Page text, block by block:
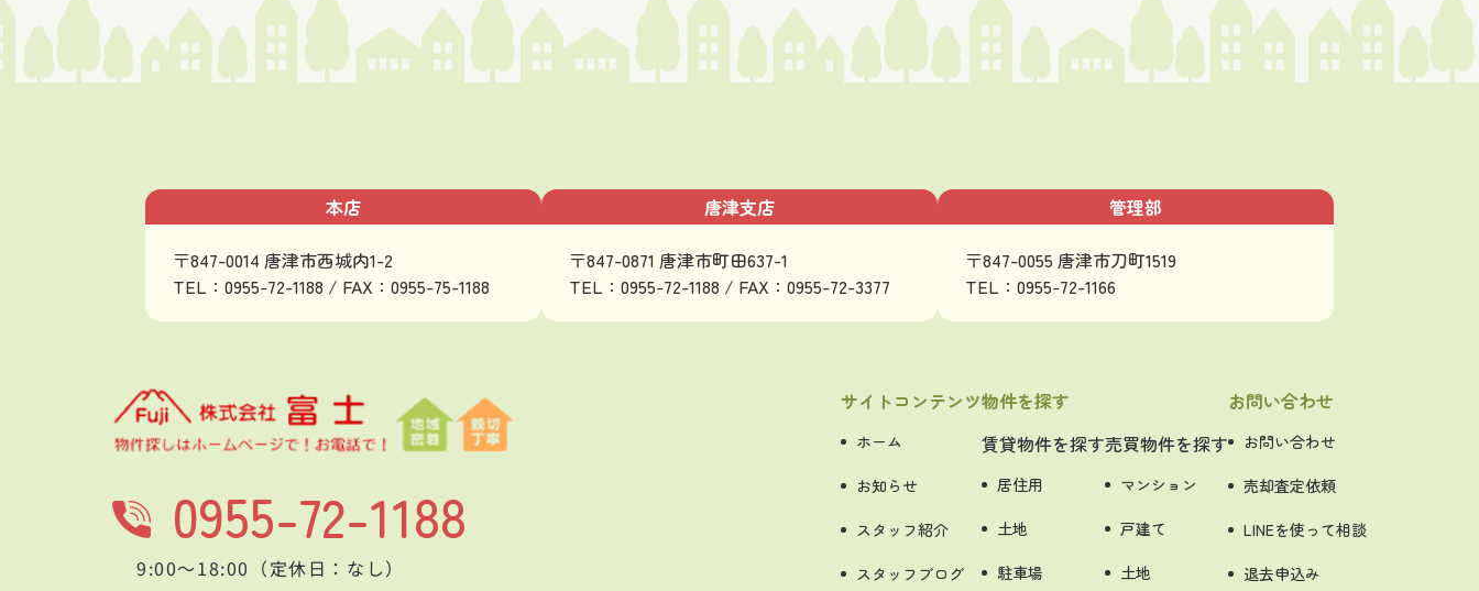
本店
〒847-0014 唐津市西城内1-2
TEL：0955-72-1188 / FAX：0955-75-1188
唐津支店
〒847-0871 唐津市町田637-1
TEL：0955-72-1188 / FAX：0955-72-3377
管理部
〒847-0055 唐津市刀町1519
TEL：0955-72-1166
0955-72-1188
9:00～18:00（定休日：なし）
サイトコンテンツ
ホーム
お知らせ
スタッフ紹介
スタッフブログ
物件を探す
賃貸物件を探す
居住用
土地
駐車場
売買物件を探す
マンション
戸建て
土地
お問い合わせ
お問い合わせ
売却査定依頼
LINEを使って相談
退去申込み